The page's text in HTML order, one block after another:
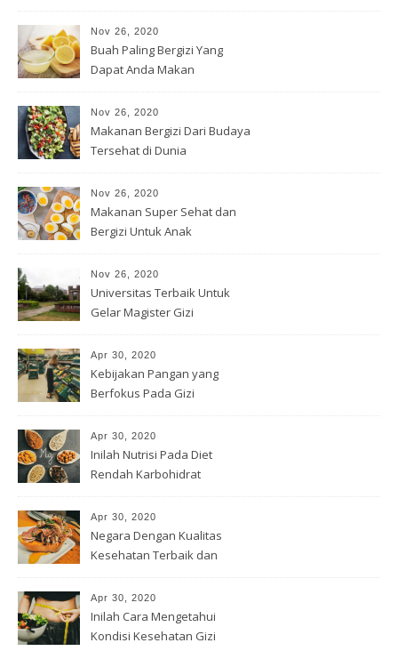
Nov 26, 2020
Buah Paling Bergizi Yang
Dapat Anda Makan
Nov 26, 2020
Makanan Bergizi Dari Budaya
Tersehat di Dunia
Nov 26, 2020
Makanan Super Sehat dan
Bergizi Untuk Anak
Nov 26, 2020
Universitas Terbaik Untuk
Gelar Magister Gizi
Apr 30, 2020
Kebijakan Pangan yang
Berfokus Pada Gizi
Apr 30, 2020
Inilah Nutrisi Pada Diet
Rendah Karbohidrat
Apr 30, 2020
Negara Dengan Kualitas
Kesehatan Terbaik dan
Apr 30, 2020
Inilah Cara Mengetahui
Kondisi Kesehatan Gizi